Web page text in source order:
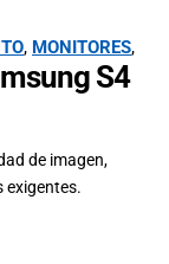
, MONITORES,
S4
de imagen,
exigentes.